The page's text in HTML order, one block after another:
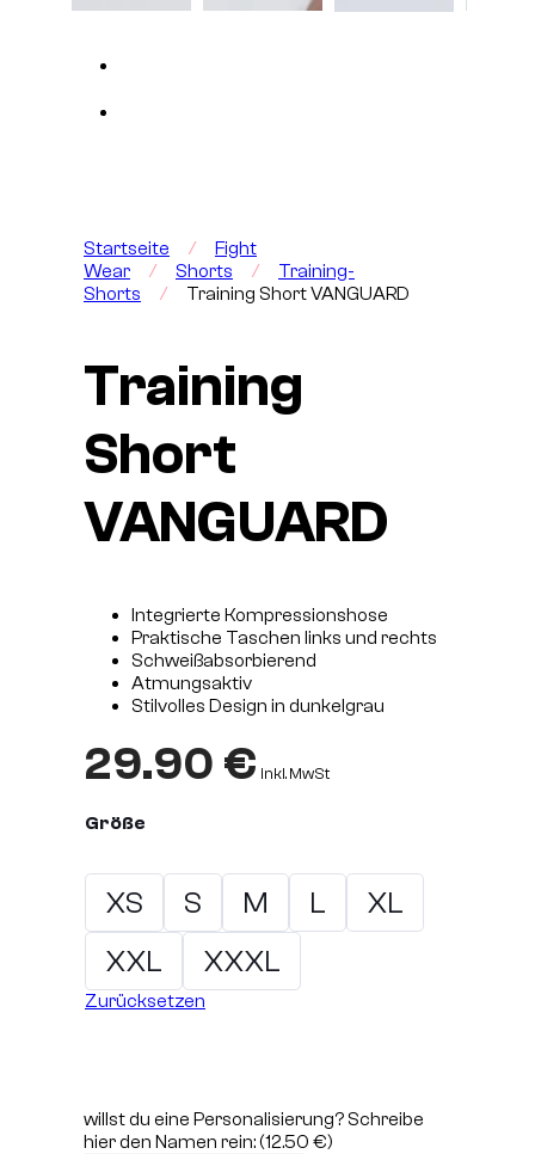
Startseite /
Fight
Wear
/ Shorts /
Training-
Shorts
/ Training Short VANGUARD
Training
Short
VANGUARD
Integrierte Kompressionshose
Praktische Taschen links und rechts
Schweißabsorbierend
Atmungsaktiv
Stilvolles Design in dunkelgrau
29.90 € inkl. MwSt
Größe
XS S M L
XL
XXL
XXXL
Zurücksetzen
willst du eine Personalisierung? Schreibe
hier den Namen rein:(12.50 €)